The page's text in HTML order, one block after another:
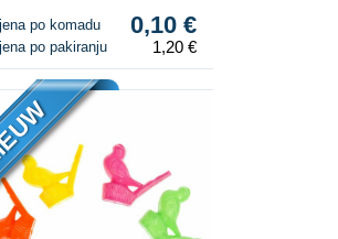
po komadu 0,10 €
po pakiranju 1,20 €